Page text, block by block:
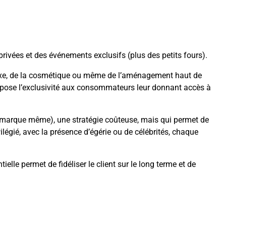
et des événements exclusifs (plus des petits fours).
de la cosmétique ou même de l’aménagement haut de
l’exclusivité aux consommateurs leur donnant accès à
même), une stratégie coûteuse, mais qui permet de
avec la présence d’égérie ou de célébrités, chaque
permet de fidéliser le client sur le long terme et de